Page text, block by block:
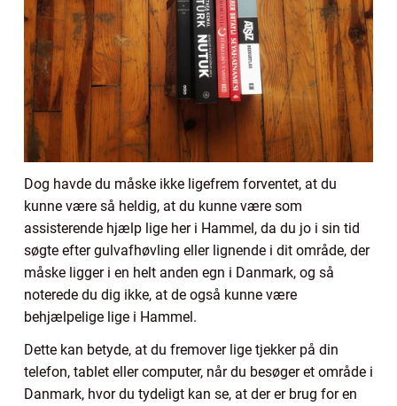
Dog havde du måske ikke ligefrem forventet, at du
kunne være så heldig, at du kunne være som
assisterende hjælp lige her i Hammel, da du jo i sin tid
søgte efter gulvafhøvling eller lignende i dit område, der
måske ligger i en helt anden egn i Danmark, og så
noterede du dig ikke, at de også kunne være
behjælpelige lige i Hammel.
Dette kan betyde, at du fremover lige tjekker på din
telefon, tablet eller computer, når du besøger et område i
Danmark, hvor du tydeligt kan se, at der er brug for en